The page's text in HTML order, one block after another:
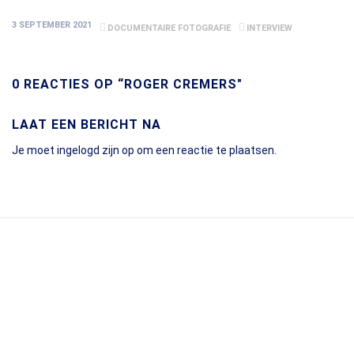
3 SEPTEMBER 2021 DOCUMENTAIRE FOTOGRAFIE INTERVIEW
0 REACTIES OP “ROGER CREMERS"
LAAT EEN BERICHT NA
Je moet ingelogd zijn op om een reactie te plaatsen.